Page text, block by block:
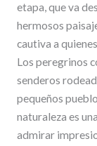
etapa, que va
hermosos
cautiva a
Los peregrinos
senderos
pequeños
naturaleza es
admirar